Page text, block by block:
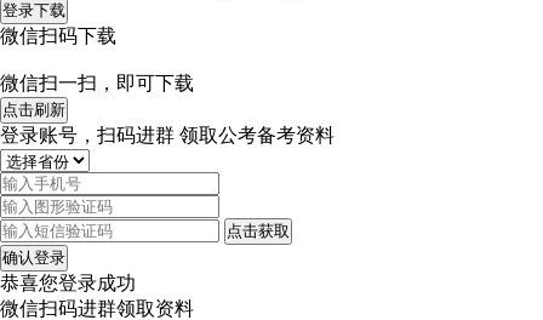
登录下载
微信扫码下载
微信扫一扫，即可下载
点击刷新
登录账号，扫码进群 领取公考备考资料
点击获取
确认登录
恭喜您登录成功
微信扫码进群领取资料